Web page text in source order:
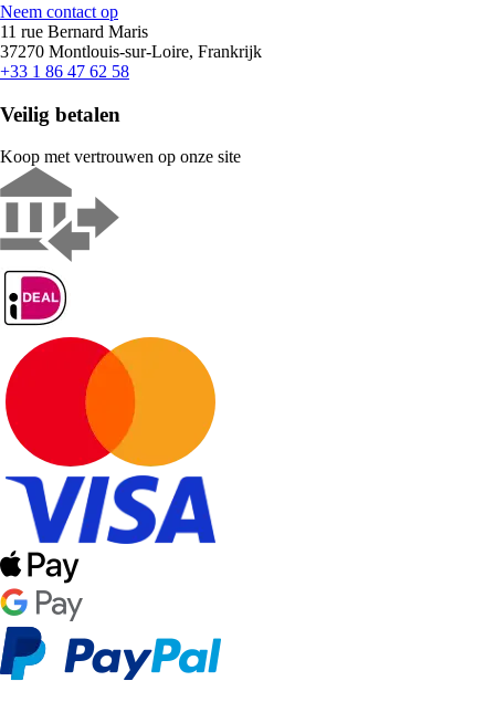
Neem contact op
11 rue Bernard Maris
37270 Montlouis-sur-Loire, Frankrijk
+33 1 86 47 62 58
Veilig betalen
Koop met vertrouwen op onze site